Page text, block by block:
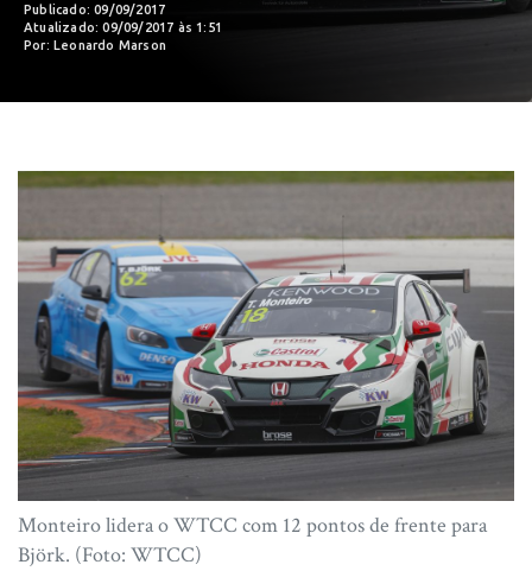
Publicado: 09/09/2017
Atualizado: 09/09/2017 às 1:51
Por: Leonardo Marson
Monteiro lidera o WTCC com 12 pontos de frente para
Björk. (Foto: WTCC)